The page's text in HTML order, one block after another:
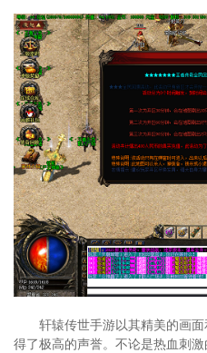
轩辕传世手游以其精美的画
得了极高的声誉。不论是热血刺